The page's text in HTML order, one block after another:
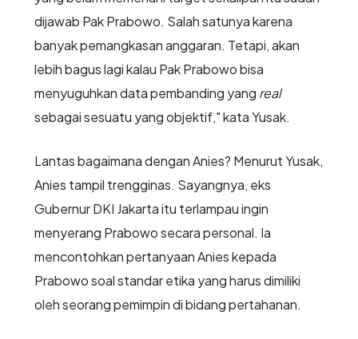
dijawab Pak Prabowo. Salah satunya karena
banyak pemangkasan anggaran. Tetapi, akan
lebih bagus lagi kalau Pak Prabowo bisa
menyuguhkan data pembanding yang real
sebagai sesuatu yang objektif," kata Yusak.
Lantas bagaimana dengan Anies? Menurut Yusak,
Anies tampil trengginas. Sayangnya, eks
Gubernur DKI Jakarta itu terlampau ingin
menyerang Prabowo secara personal. Ia
mencontohkan pertanyaan Anies kepada
Prabowo soal standar etika yang harus dimiliki
oleh seorang pemimpin di bidang pertahanan.